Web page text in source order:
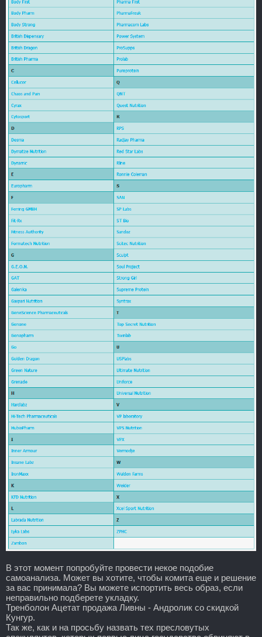
В этот момент попробуйте провести некое подобие
самоанализа. Может вы хотите, чтобы комита еще и решение
за вас принимала? Вы можете испортить весь образ, если
неправильно подберете укладку.
Тренболон Ацетат продажа Ливны - Андролик со скидкой
Кунгур.
Так же, как и на просьбу назвать тех пресловутых